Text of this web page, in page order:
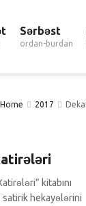
Sərbəst
ordan-burdan
Home 2017
kitabını
hekayələrini